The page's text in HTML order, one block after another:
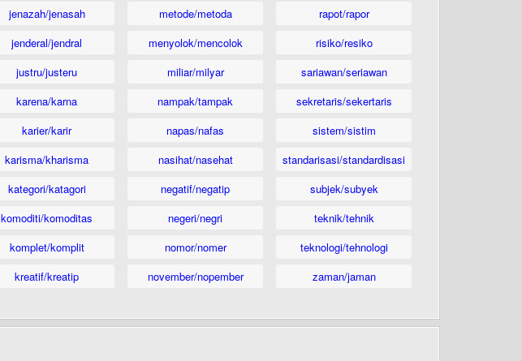
jenazah/jenasah
jenderal/jendral
justru/justeru
karena/karna
karier/karir
karisma/kharisma
kategori/katagori
komoditi/komoditas
komplet/komplit
kreatif/kreatip
metode/metoda
menyolok/mencolok
miliar/milyar
nampak/tampak
napas/nafas
nasihat/nasehat
negatif/negatip
negeri/negri
nomor/nomer
november/nopember
rapot/rapor
risiko/resiko
sariawan/seriawan
sekretaris/sekertaris
sistem/sistim
standarisasi/standardisasi
subjek/subyek
teknik/tehnik
teknologi/tehnologi
zaman/jaman